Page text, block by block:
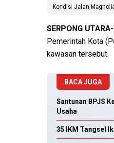
Kondisi Jalan
SERPONG UTARA
Pemerintah Kota
kawasan tersebut.
BACA JUGA
Santunan BPJS
Usaha
35 IKM Tangsel